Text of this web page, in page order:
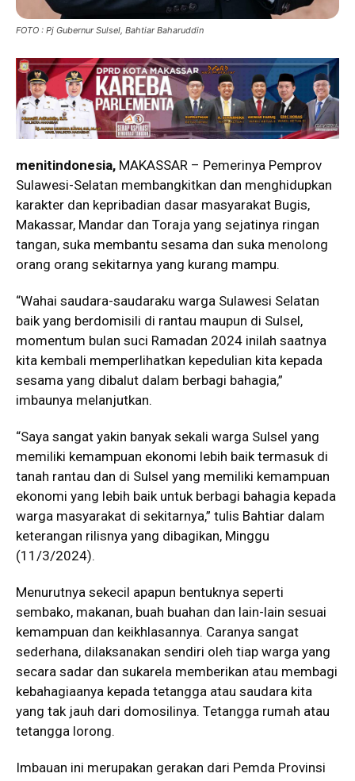
FOTO : Pj Gubernur Sulsel, Bahtiar Baharuddin
menitindonesia, MAKASSAR – Pemerinya Pemprov
Sulawesi-Selatan membangkitkan dan menghidupkan
karakter dan kepribadian dasar masyarakat Bugis,
Makassar, Mandar dan Toraja yang sejatinya ringan
tangan, suka membantu sesama dan suka menolong
orang orang sekitarnya yang kurang mampu.
“Wahai saudara-saudaraku warga Sulawesi Selatan
baik yang berdomisili di rantau maupun di Sulsel,
momentum bulan suci Ramadan 2024 inilah saatnya
kita kembali memperlihatkan kepedulian kita kepada
sesama yang dibalut dalam berbagi bahagia,”
imbaunya melanjutkan.
“Saya sangat yakin banyak sekali warga Sulsel yang
memiliki kemampuan ekonomi lebih baik termasuk di
tanah rantau dan di Sulsel yang memiliki kemampuan
ekonomi yang lebih baik untuk berbagi bahagia kepada
warga masyarakat di sekitarnya,” tulis Bahtiar dalam
keterangan rilisnya yang dibagikan, Minggu
(11/3/2024).
Menurutnya sekecil apapun bentuknya seperti
sembako, makanan, buah buahan dan lain-lain sesuai
kemampuan dan keikhlasannya. Caranya sangat
sederhana, dilaksanakan sendiri oleh tiap warga yang
secara sadar dan sukarela memberikan atau membagi
kebahagiaanya kepada tetangga atau saudara kita
yang tak jauh dari domosilinya. Tetangga rumah atau
tetangga lorong.
Imbauan ini merupakan gerakan dari Pemda Provinsi